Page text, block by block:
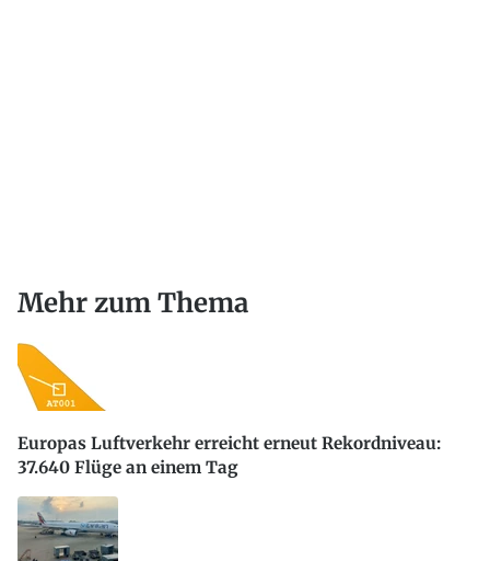
Mehr zum Thema
Europas Luftverkehr erreicht erneut Rekordniveau:
37.640 Flüge an einem Tag